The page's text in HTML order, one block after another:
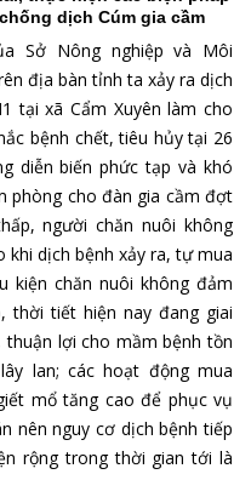
dịch Cúm gia cầm
Sở Nông nghiệp và Môi
địa bàn tỉnh ta xảy ra dịch
tại xã Cẩm Xuyên làm cho
bệnh chết, tiêu hủy tại 26
diễn biến phức tạp và khó
phòng cho đàn gia cầm đợt
người chăn nuôi không
khi dịch bệnh xảy ra, tự mua
kiện chăn nuôi không đảm
thời tiết hiện nay đang giai
thuận lợi cho mầm bệnh tồn
lan; các hoạt động mua
mổ tăng cao để phục vụ
nên nguy cơ dịch bệnh tiếp
rộng trong thời gian tới là